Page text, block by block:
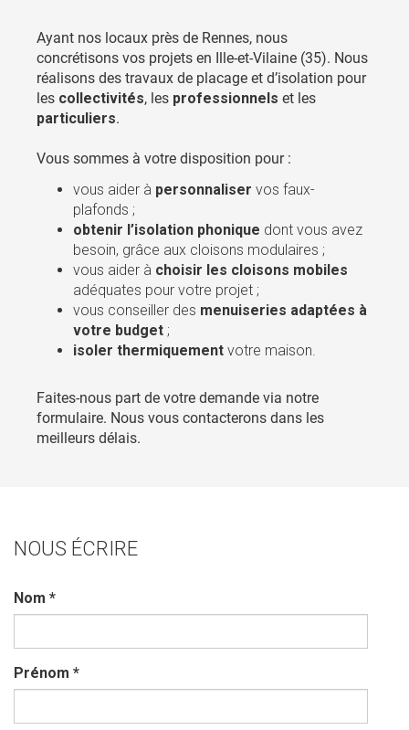
Ayant nos locaux près de Rennes, nous
concrétisons vos projets en Ille-et-Vilaine (35). Nous
réalisons des travaux de placage et d’isolation pour
les collectivités, les professionnels et les
particuliers.
Vous sommes à votre disposition pour :
vous aider à personnaliser vos faux-
plafonds ;
obtenir l’isolation phonique dont vous avez
besoin, grâce aux cloisons modulaires ;
vous aider à choisir les cloisons mobiles
adéquates pour votre projet ;
vous conseiller des menuiseries adaptées à
votre budget ;
isoler thermiquement votre maison.
Faites-nous part de votre demande via notre
formulaire. Nous vous contacterons dans les
meilleurs délais.
NOUS ÉCRIRE
Nom *
Prénom *